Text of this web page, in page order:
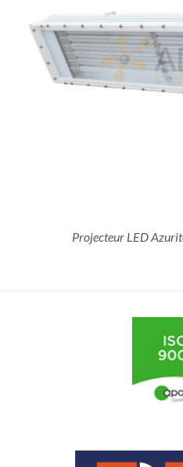
Projecteur LED